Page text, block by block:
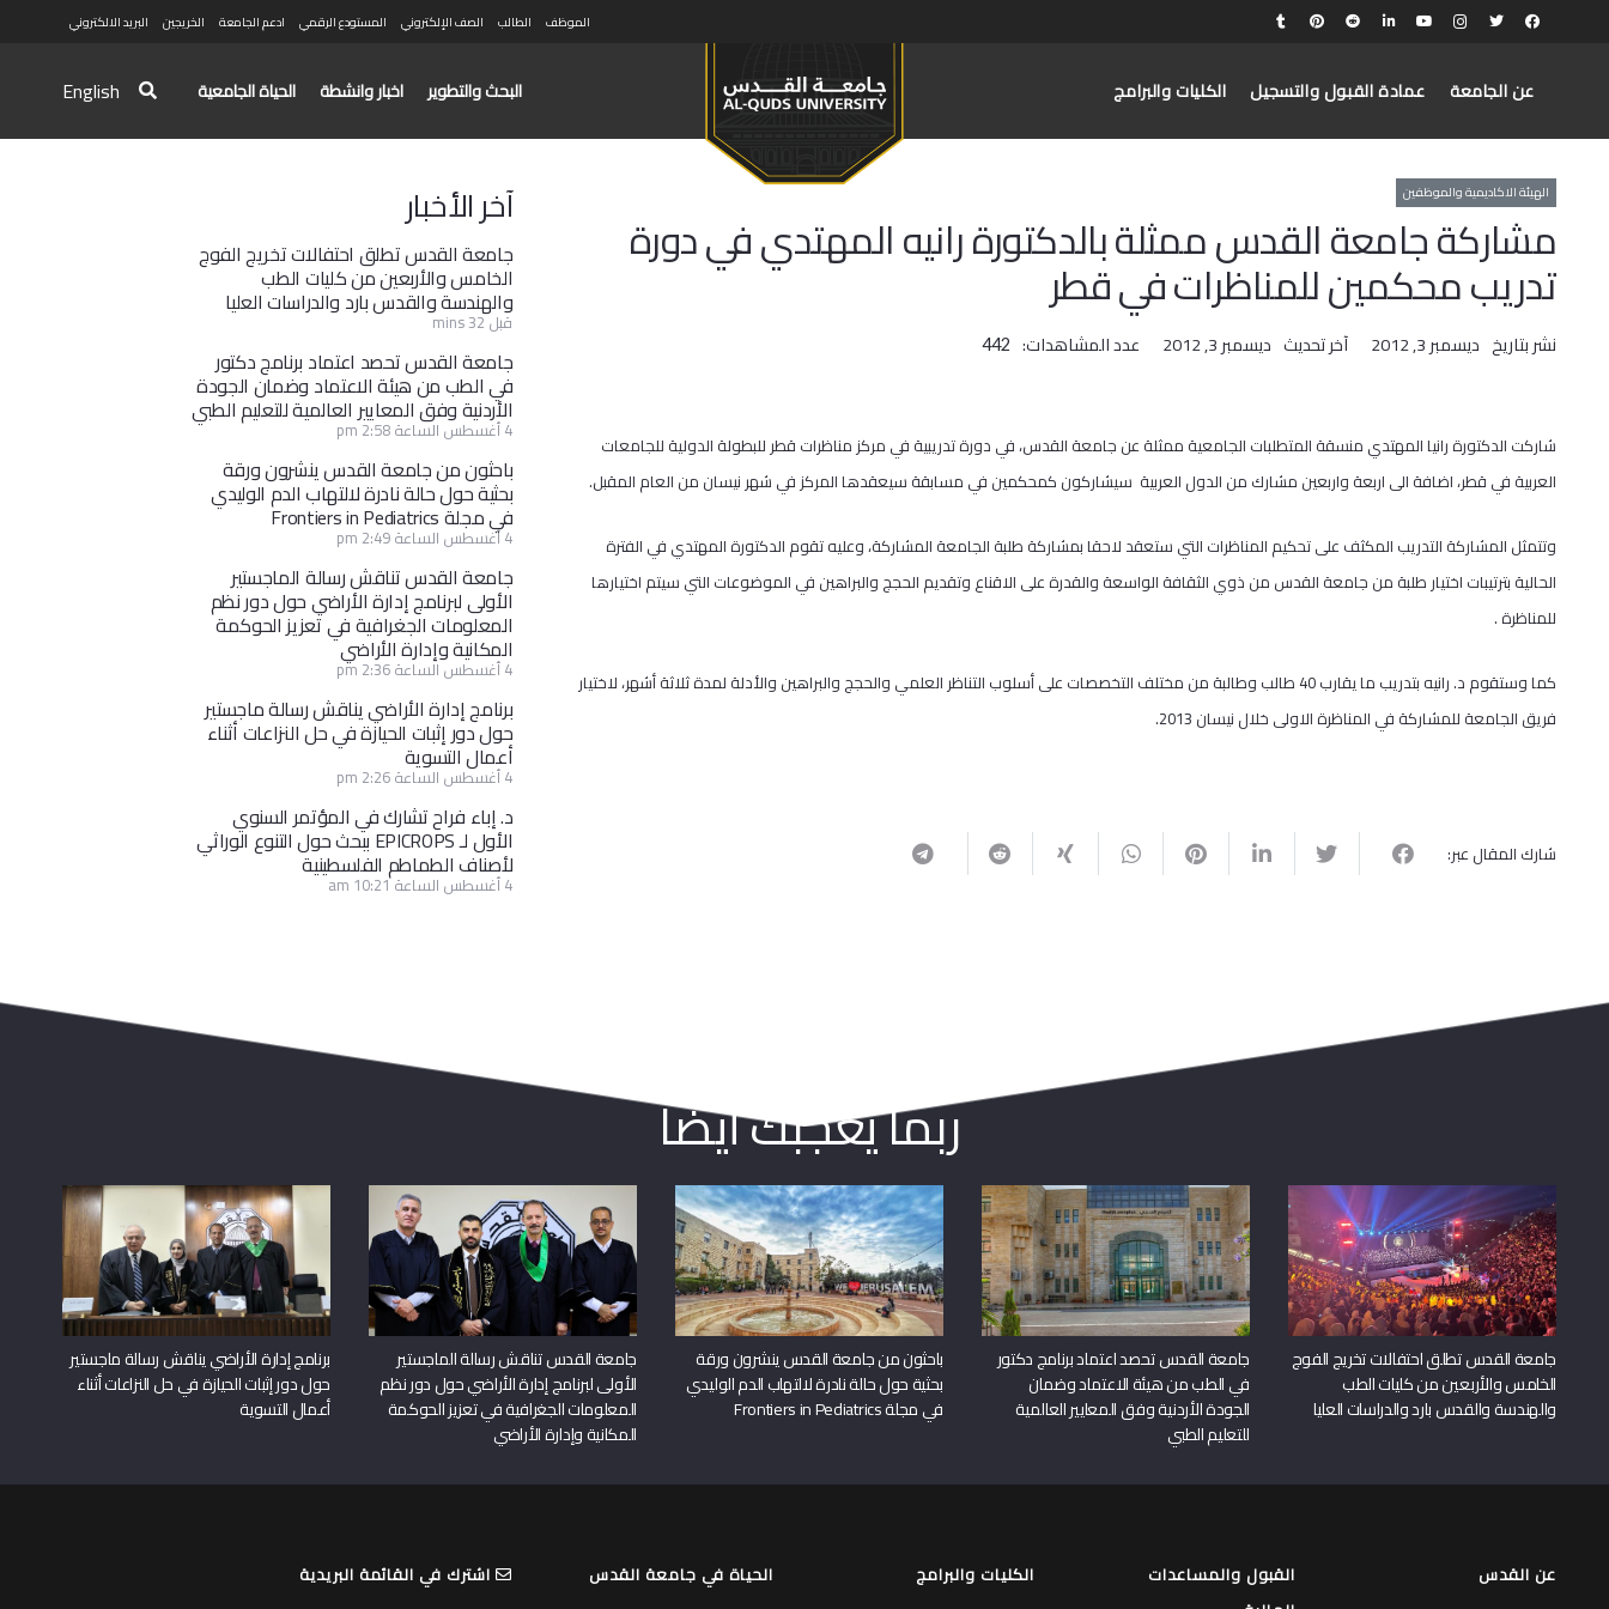
الموظف الطالب الصف الإلكتروني المستودع الرقمي ادعم الجامعة الخريجين البريد الالكتروني
عن الجامعة عمادة القبول والتسجيل الكليات والبرامج البحث والتطوير اخبار وانشطة الحياة الجامعية English
الهيئة الاكاديمية والموظفين
مشاركة جامعة القدس ممثلة بالدكتورة رانيه المهتدي في دورة
تدريب محكمين للمناظرات في قطر
نشر بتاريخ ديسمبر 3, 2012 آخر تحديث ديسمبر 3, 2012 عدد المشاهدات: 442
شاركت الدكتورة رانيا المهتدي منسقة المتطلبات الجامعية ممثلة عن جامعة القدس، في دورة تدريبية في مركز مناظرات قطر للبطولة الدولية للجامعات
العربية في قطر، اضافة الى اربعة واربعين مشارك من الدول العربية سيشاركون كمحكمين في مسابقة سيعقدها المركز في شهر نيسان من العام المقبل.
وتتمثل المشاركة التدريب المكثف على تحكيم المناظرات التي ستعقد لاحقا بمشاركة طلبة الجامعة المشاركة، وعليه تقوم الدكتورة المهتدي في الفترة
الحالية بترتيبات اختيار طلبة من جامعة القدس من ذوي الثقافة الواسعة والقدرة على الاقناع وتقديم الحجج والبراهين في الموضوعات التي سيتم اختيارها
للمناظرة .
كما وستقوم د. رانيه بتدريب ما يقارب 40 طالب وطالبة من مختلف التخصصات على أسلوب التناظر العلمي والحجج والبراهين والأدلة لمدة ثلاثة أشهر، لاختيار
فريق الجامعة للمشاركة في المناظرة الاولى خلال نيسان 2013.
شارك المقال عبر:
آخر الأخبار
جامعة القدس تطلق احتفالات تخريج الفوج
الخامس والأربعين من كليات الطب
والهندسة والقدس بارد والدراسات العليا
قبل 32 mins
جامعة القدس تحصد اعتماد برنامج دكتور
في الطب من هيئة الاعتماد وضمان الجودة
الأردنية وفق المعايير العالمية للتعليم الطبي
4 أغسطس الساعة 2:58 pm
باحثون من جامعة القدس ينشرون ورقة
بحثية حول حالة نادرة لالتهاب الدم الوليدي
في مجلة Frontiers in Pediatrics
4 أغسطس الساعة 2:49 pm
جامعة القدس تناقش رسالة الماجستير
الأولى لبرنامج إدارة الأراضي حول دور نظم
المعلومات الجغرافية في تعزيز الحوكمة
المكانية وإدارة الأراضي
4 أغسطس الساعة 2:36 pm
برنامج إدارة الأراضي يناقش رسالة ماجستير
حول دور إثبات الحيازة في حل النزاعات أثناء
أعمال التسوية
4 أغسطس الساعة 2:26 pm
د. إباء فراح تشارك في المؤتمر السنوي
الأول لـ EPICROPS ببحث حول التنوع الوراثي
لأصناف الطماطم الفلسطينية
4 أغسطس الساعة 10:21 am
ربما يعجبك أيضا
جامعة القدس تطلق احتفالات تخريج الفوج
الخامس والأربعين من كليات الطب
والهندسة والقدس بارد والدراسات العليا
جامعة القدس تحصد اعتماد برنامج دكتور
في الطب من هيئة الاعتماد وضمان
الجودة الأردنية وفق المعايير العالمية
للتعليم الطبي
باحثون من جامعة القدس ينشرون ورقة
بحثية حول حالة نادرة لالتهاب الدم الوليدي
في مجلة Frontiers in Pediatrics
جامعة القدس تناقش رسالة الماجستير
الأولى لبرنامج إدارة الأراضي حول دور نظم
المعلومات الجغرافية في تعزيز الحوكمة
المكانية وإدارة الأراضي
برنامج إدارة الأراضي يناقش رسالة ماجستير
حول دور إثبات الحيازة في حل النزاعات أثناء
أعمال التسوية
عن القدس
القبول والمساعدات
الكليات والبرامج الحياة في جامعة القدس اشترك في القائمة البريدية